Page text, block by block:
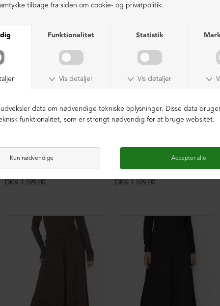
LIGNENDE PRODUKTER
Baggy brede bukser i uld
DKK 1.599,00
Baggy brede bukser i uld
DKK 1.599,00